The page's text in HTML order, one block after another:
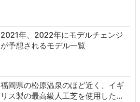
2021年、2022年にモデルチェンジ
が予想されるモデル一覧
福岡県の松原温泉のほど近く、イギ
リス製の最高級人工芝を使用した…